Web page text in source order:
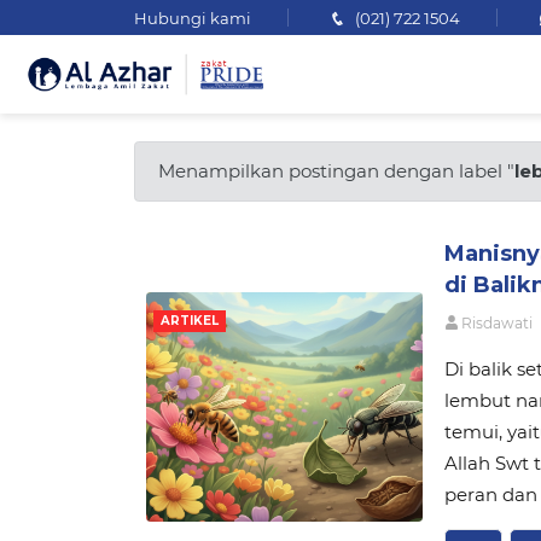
Hubungi kami (021) 722 1504
Menampilkan postingan dengan label "
ARTIKEL
di
Risdawati
Di balik
lembut
temui,
Allah Swt
peran